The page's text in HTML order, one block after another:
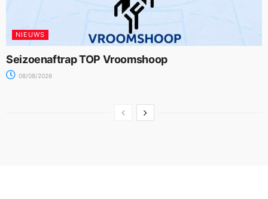
NIEUWS
Seizoenaftrap TOP Vroomshoop
08/08/2026